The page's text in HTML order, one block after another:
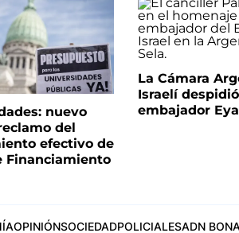
nuevo
del
efectivo de
Financiamiento
La Cámara
Israelí
embajador
OPINIÓNSOCIEDADPOLICIALESADN